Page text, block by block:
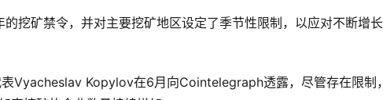
挖矿禁令，并对主要挖矿地区设定了季节性限制，以应对不断增
Vyacheslav Kopylov在6月向Cointelegraph透露，尽管存在限制